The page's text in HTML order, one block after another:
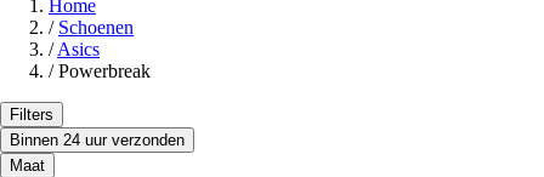
Home
/ Schoenen
/Asics
/ Powerbreak
Filters
Binnen 24 uur verzonden
Maat